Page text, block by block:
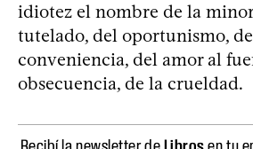
idiotez el nombre de la
tutelado, del oportunismo,
conveniencia, del amor al
obsecuencia, de la crueldad.